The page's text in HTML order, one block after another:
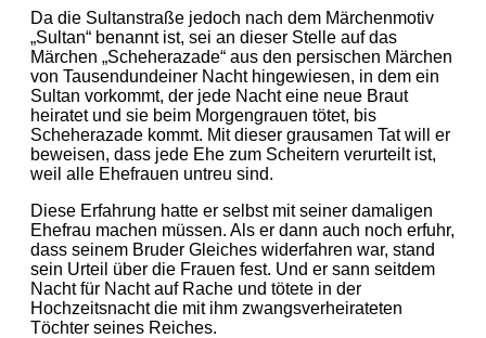
Da die Sultanstraße jedoch nach dem Märchenmotiv
„Sultan“ benannt ist, sei an dieser Stelle auf das
Märchen „Scheherazade“ aus den persischen Märchen
von Tausendundeiner Nacht hingewiesen, in dem ein
Sultan vorkommt, der jede Nacht eine neue Braut
heiratet und sie beim Morgengrauen tötet, bis
Scheherazade kommt. Mit dieser grausamen Tat will er
beweisen, dass jede Ehe zum Scheitern verurteilt ist,
weil alle Ehefrauen untreu sind.
Diese Erfahrung hatte er selbst mit seiner damaligen
Ehefrau machen müssen. Als er dann auch noch erfuhr,
dass seinem Bruder Gleiches widerfahren war, stand
sein Urteil über die Frauen fest. Und er sann seitdem
Nacht für Nacht auf Rache und tötete in der
Hochzeitsnacht die mit ihm zwangsverheirateten
Töchter seines Reiches.